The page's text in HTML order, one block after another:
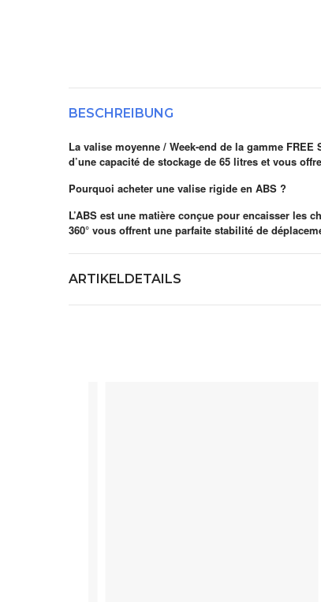
BESCHREIBUNG
La valise moyenne / Week-end de la gamme
d’une capacité de stockage de 65 litres et vous
Pourquoi acheter une valise rigide en ABS ?
L’ABS est une matière conçue pour encaisser les
360° vous offrent une parfaite stabilité de
ARTIKELDETAILS